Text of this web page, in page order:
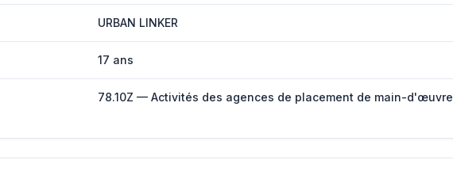
URBAN LINKER
17 ans
78.10Z — Activités des agences de placement de main-d'œuvre